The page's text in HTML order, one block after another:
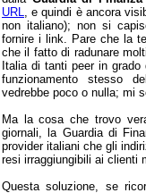
URL, e quindi è ancora
non italiano); non si
fornire i link. Pare che la
che il fatto di radunare
Italia di tanti peer in
funzionamento stesso
vedrebbe poco o nulla; mi
Ma la cosa che trovo
giornali, la Guardia di
provider italiani che gli
resi irraggiungibili ai clienti
Questa soluzione, se